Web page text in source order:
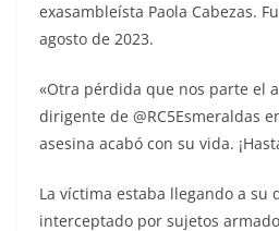
exasambleísta Paola Cabezas.
agosto de 2023.
«Otra pérdida que nos parte el
dirigente de @RC5Esmeraldas
asesina acabó con su vida.
La víctima estaba llegando a su
interceptado por sujetos